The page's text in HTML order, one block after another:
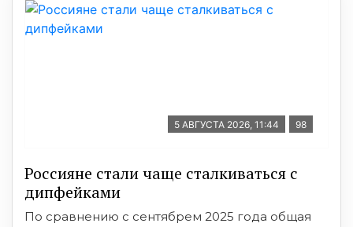
5 АВГУСТА 2026, 11:44 98
Россияне стали чаще сталкиваться с
дипфейками
По сравнению с сентябрем 2025 года общая